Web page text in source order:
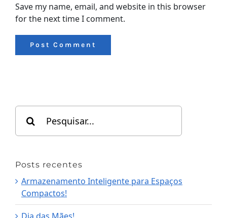
Save my name, email, and website in this browser
for the next time I comment.
Search
for:
Posts recentes
Armazenamento Inteligente para Espaços
Compactos!